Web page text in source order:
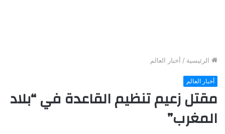
الرئيسية / أخبار العالم
أخبار العالم
مقتل زعيم تنظيم القاعدة في “بلاد
المغرب”